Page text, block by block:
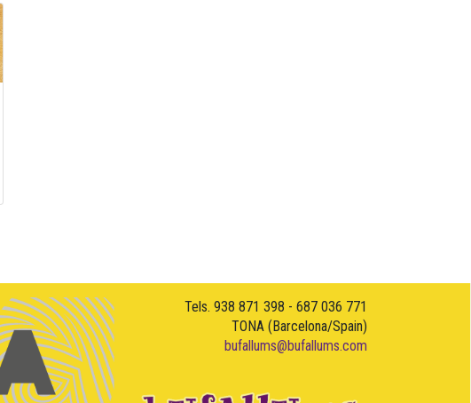
Tels. 938 871 398 - 687 036 771
TONA (Barcelona/Spain)
bufallums@bufallums.com